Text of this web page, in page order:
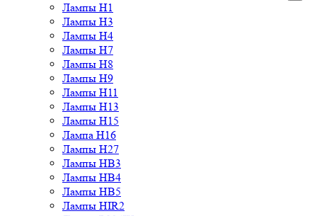
Лампы H1
Лампы H3
Лампы H4
Лампы H7
Лампы H8
Лампы H9
Лампы H11
Лампы H13
Лампы H15
Лампа H16
Лампы H27
Лампы HB3
Лампы HB4
Лампы HB5
Лампы HIR2